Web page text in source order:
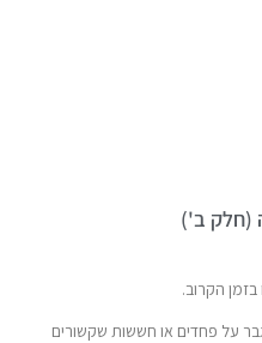
הקרוב.
על פחדים או חששות שקשורים